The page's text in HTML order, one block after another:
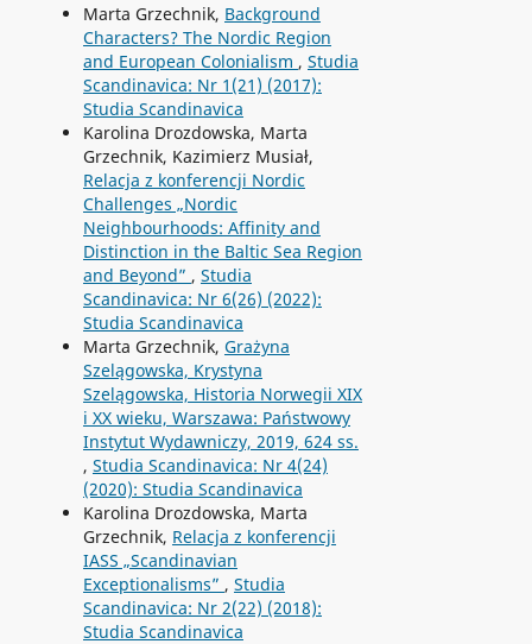
Marta Grzechnik, Background
Characters? The Nordic Region
and European Colonialism , Studia
Scandinavica: Nr 1(21) (2017):
Studia Scandinavica
Karolina Drozdowska, Marta
Grzechnik, Kazimierz Musiał,
Relacja z konferencji Nordic
Challenges „Nordic
Neighbourhoods: Affinity and
Distinction in the Baltic Sea Region
and Beyond” , Studia
Scandinavica: Nr 6(26) (2022):
Studia Scandinavica
Marta Grzechnik, Grażyna
Szelągowska, Krystyna
Szelągowska, Historia Norwegii XIX
i XX wieku, Warszawa: Państwowy
Instytut Wydawniczy, 2019, 624 ss.
, Studia Scandinavica: Nr 4(24)
(2020): Studia Scandinavica
Karolina Drozdowska, Marta
Grzechnik, Relacja z konferencji
IASS „Scandinavian
Exceptionalisms” , Studia
Scandinavica: Nr 2(22) (2018):
Studia Scandinavica